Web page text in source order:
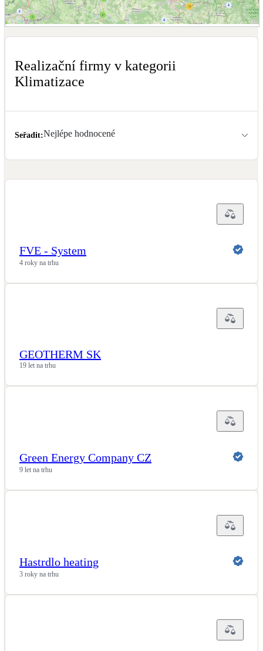
Dotační, energetické služby
Klimatizace
Větrání s rekuperací
Okna / dveře
Hlavní zdroje vytápění
Rekuperace tepla odpadní vody
Šedá i černá odpadní voda
Vnitřní i venkovní
Retence deštové vody
Realizační firmy v kategorii
Klimatizace
Seřadit:Nejlépe hodnocené
FVE - System
4 roky na trhu
GEOTHERM SK
19 let na trhu
Green Energy Company CZ
9 let na trhu
Hastrdlo heating
3 roky na trhu